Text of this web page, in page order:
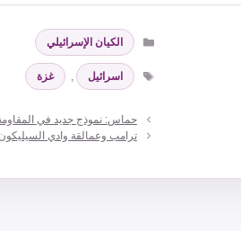
التصنيفات
الكيان الإسرائيلي
الوسوم
اسرائيل , غزة
حماس: نموذج جديد في
ترامب وعمالقة وادي